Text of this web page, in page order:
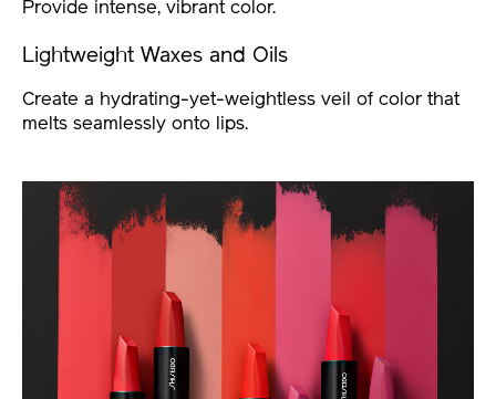
Provide intense, vibrant color.
Lightweight Waxes and Oils
Create a hydrating-yet-weightless veil of color that
melts seamlessly onto lips.